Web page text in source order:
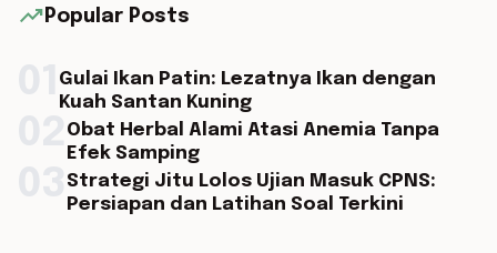
trending_up Popular Posts
Gulai Ikan Patin: Lezatnya Ikan dengan
Kuah Santan Kuning
Obat Herbal Alami Atasi Anemia Tanpa
Efek Samping
Strategi Jitu Lolos Ujian Masuk CPNS:
Persiapan dan Latihan Soal Terkini